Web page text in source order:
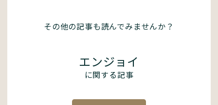
その他の記事も読んでみませんか？
エンジョイ
に関する記事